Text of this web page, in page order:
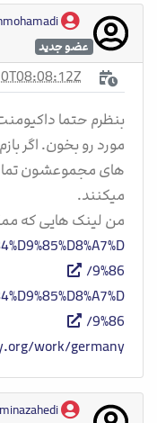
mohsenmohamadi
عضو جدید
بنظرم حتما
مورد رو بخون. اگر
های مجموعشون
میکنند.
من لینک هایی که
9%86/
9%86/
work/germany/
minazahedi